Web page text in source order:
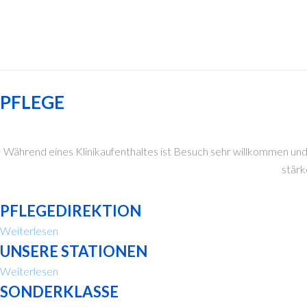
PFLEGE
Während eines Klinikaufenthaltes ist Besuch sehr willkommen
PFLEGEDIREKTION
Weiterlesen
UNSERE STATIONEN
Weiterlesen
SONDERKLASSE